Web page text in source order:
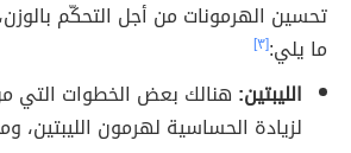
تحسين الهرمونات من أجل التحكّم
ما يلي:[٣]
الليبتين: هنالك بعض الخطوات التي
لزيادة الحساسية لهرمون الليبتين،